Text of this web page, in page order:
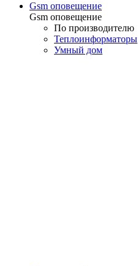
Gsm оповещение
Gsm оповещение
По производителю
Теплоинформаторы
Умный дом